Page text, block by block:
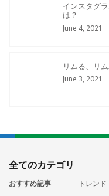
インスタグ
は？
June 4, 2021
リムる、リ
June 3, 2021
全てのカテゴリ
おすすめ記事 トレンド